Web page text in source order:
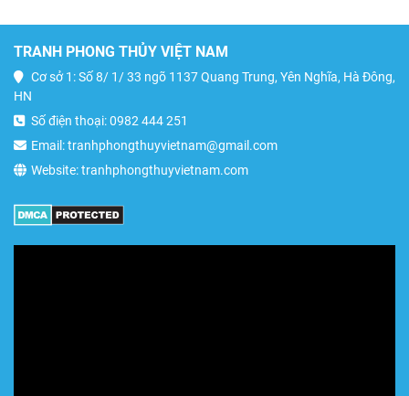
TRANH PHONG THỦY VIỆT NAM
Cơ sở 1: Số 8/ 1/ 33 ngõ 1137 Quang Trung, Yên Nghĩa, Hà Đông,
HN
Số điện thoại: 0982 444 251
Email: tranhphongthuyvietnam@gmail.com
Website: tranhphongthuyvietnam.com